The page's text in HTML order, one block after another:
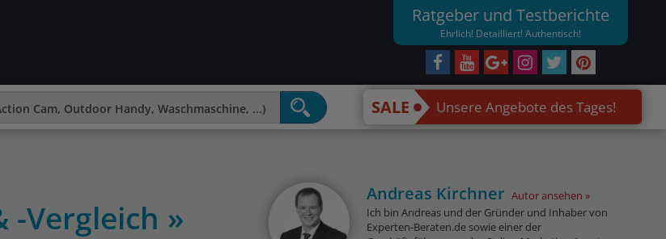
Ratgeber und Testberichte
Ehrlich! Detailliert! Authentisch!
SALE Unsere Angebote des Tages!
-Vergleich »
Andreas Kirchner Autor ansehen
Ich bin Andreas und der Gründer und Inhaber von
Experten-Beraten.de sowie einer der